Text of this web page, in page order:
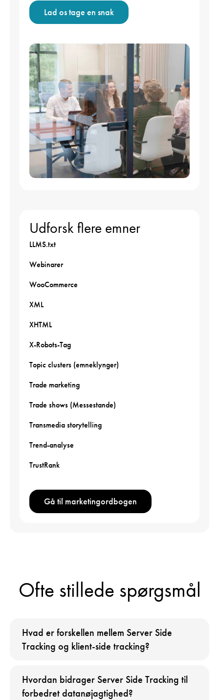
Lad os tage en snak
Udforsk flere emner
LLMS.txt
Webinarer
WooCommerce
XML
XHTML
X-Robots-Tag
Topic clusters (emneklynger)
Trade marketing
Trade shows (Messestande)
Transmedia storytelling
Trend-analyse
TrustRank
Gå til marketingordbogen
Ofte stillede spørgsmål
Hvad er forskellen mellem Server Side
Tracking og klient-side tracking?
Hvordan bidrager Server Side Tracking til
forbedret datanøjagtighed?